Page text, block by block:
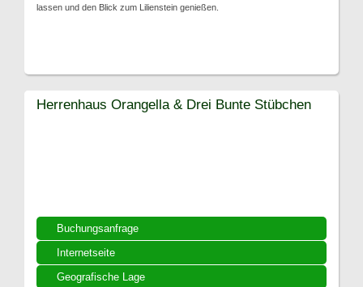
lassen und den Blick zum Lilienstein genießen.
Buchungsanfrage
Internetseite
Geografische Lage
Herrenhaus Orangella & Drei Bunte Stübchen